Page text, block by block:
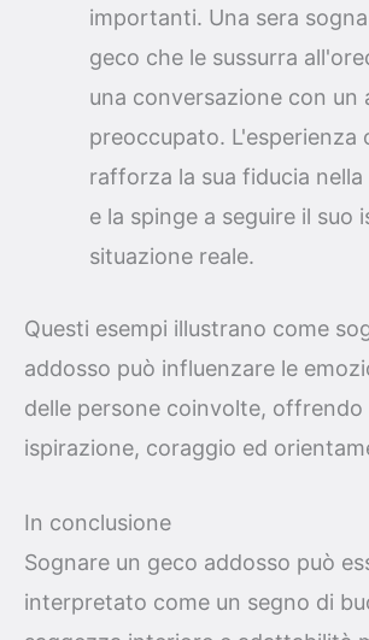
importanti. Una sera
geco che le sussurra
una conversazione con un
preoccupato. L'esperienza
rafforza la sua fiducia
e la spinge a seguire il suo
situazione reale.
Questi esempi illustrano come
addosso può influenzare le
delle persone coinvolte, offrendo
ispirazione, coraggio ed
In conclusione
Sognare un geco addosso può
interpretato come un segno di